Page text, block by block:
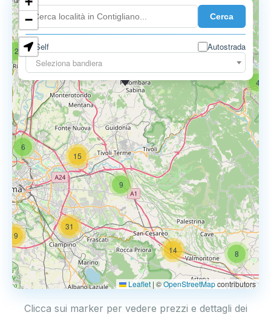
Cerca
Self
Autostrada
Seleziona bandiera
2
18
6
19
15
9
31
8
14
4
−
Leaflet | ©OpenStreetMapcontributors
Clicca sui marker per vedere prezzi e dettagli dei